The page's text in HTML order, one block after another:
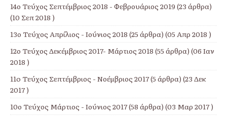
14ο Τεύχος Σεπτέμβριος 2018 - Φεβρουάριος 2019 (23 άρθρα)
(10 Σεπ 2018 )
13ο Τεύχος Απρίλιος - Ιούνιος 2018 (25 άρθρα) (05 Απρ 2018 )
12ο Τεύχος Δεκέμβριος 2017- Μάρτιος 2018 (55 άρθρα) (06 Ιαν
2018 )
11o Τεύχος Σεπτέμβριος - Νοέμβριος 2017(5 άρθρα) (23 Δεκ
2017 )
10ο Τεύχος Μάρτιος - Ιούνιος 2017(58 άρθρα) (03 Μαρ 2017 )